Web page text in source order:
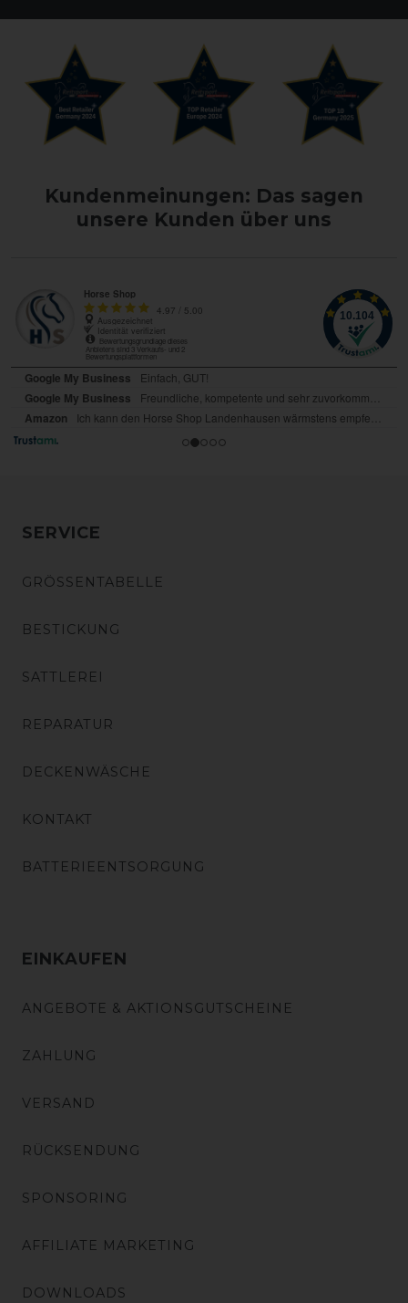
Kundenmeinungen: Das sagen
unsere Kunden über uns
SERVICE
GRÖSSENTABELLE
BESTICKUNG
SATTLEREI
REPARATUR
DECKENWÄSCHE
KONTAKT
BATTERIEENTSORGUNG
EINKAUFEN
ANGEBOTE & AKTIONSGUTSCHEINE
ZAHLUNG
VERSAND
RÜCKSENDUNG
SPONSORING
AFFILIATE MARKETING
DOWNLOADS